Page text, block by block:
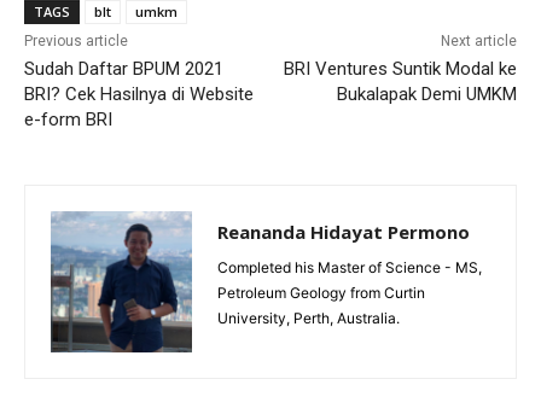
TAGS blt umkm
Previous article
Sudah Daftar BPUM 2021
BRI? Cek Hasilnya di Website
e-form BRI
Next article
BRI Ventures Suntik Modal ke
Bukalapak Demi UMKM
Reananda Hidayat Permono
Completed his Master of Science - MS,
Petroleum Geology from Curtin
University, Perth, Australia.